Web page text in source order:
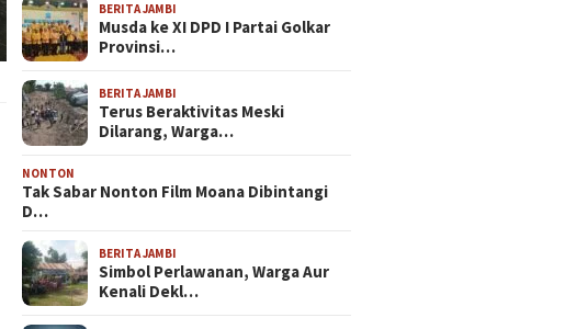
BERITA JAMBI
Musda ke XI DPD I Partai Golkar
Provinsi…
BERITA JAMBI
Terus Beraktivitas Meski
Dilarang, Warga…
NONTON
Tak Sabar Nonton Film Moana Dibintangi
D…
BERITA JAMBI
Simbol Perlawanan, Warga Aur
Kenali Dekl…